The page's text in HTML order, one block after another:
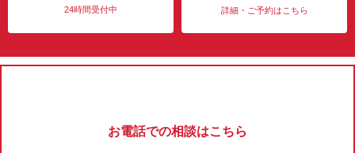
24時間受付中 詳細・ご予約はこちら
お電話での相談はこちら